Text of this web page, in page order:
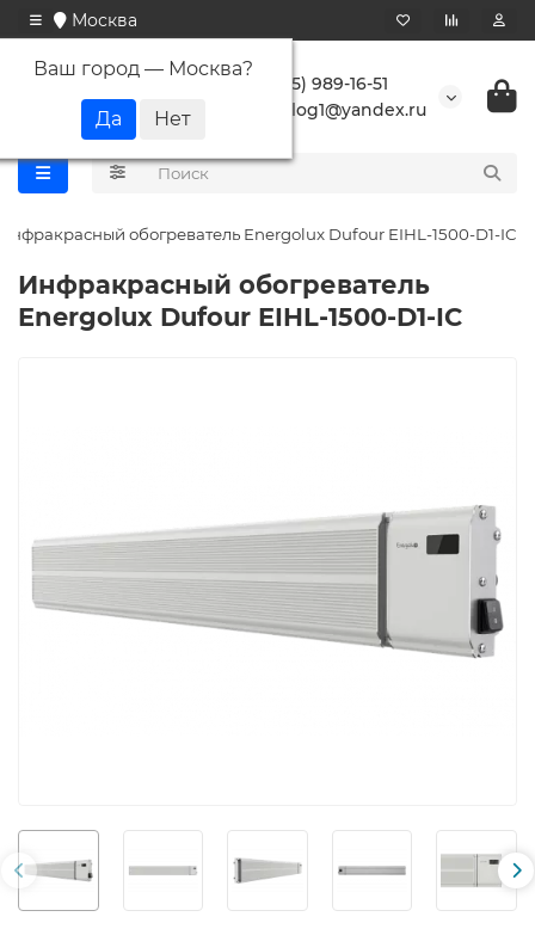
Москва
Ваш город — Москва?
+7 (495) 989-16-51
buranlog1@yandex.ru
обогреватель Energolux Dufour EIHL-1500-D1-IC
Инфракрасный обогреватель
Energolux Dufour EIHL-1500-D1-IC